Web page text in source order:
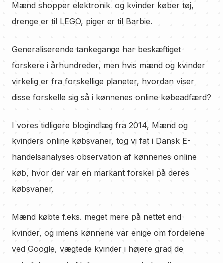
Mænd shopper elektronik, og kvinder køber tøj,
drenge er til LEGO, piger er til Barbie.
Generaliserende tankegange har beskæftiget
forskere i århundreder, men hvis mænd og kvinder
virkelig er fra forskellige planeter, hvordan viser
disse forskelle sig så i kønnenes online købeadfærd?
I vores tidligere blogindlæg fra 2014, Mænd og
kvinders online købsvaner, tog vi fat i Dansk E-
handelsanalyses observation af kønnenes online
køb, hvor der var en markant forskel på deres
købsvaner.
Mænd købte f.eks. meget mere på nettet end
kvinder, og imens kønnene var enige om fordelene
ved Google, vægtede kvinder i højere grad de